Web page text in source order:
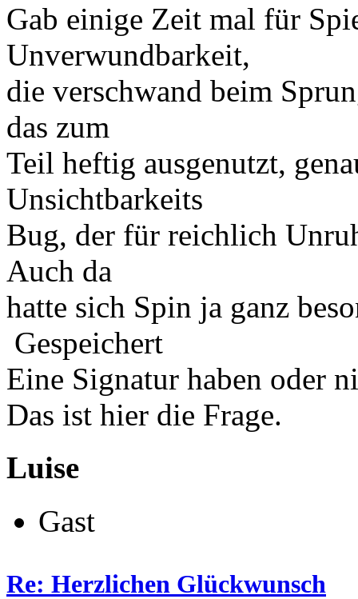
Gab einige Zeit mal für
Unverwundbarkeit,
die verschwand beim
das zum
Teil heftig ausgenutzt,
Unsichtbarkeits
Bug, der für reichlich
Auch da
hatte sich Spin ja ganz
Gespeichert
Eine Signatur haben oder
Das ist hier die Frage.
Luise
Gast
Re: Herzlichen Glückwunsch